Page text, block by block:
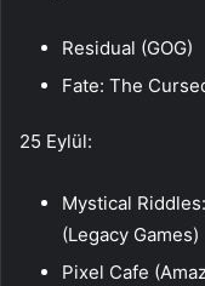
Residual (GOG)
Fate: The
25 Eylül:
Mystical
(Legacy Games)
Pixel Cafe